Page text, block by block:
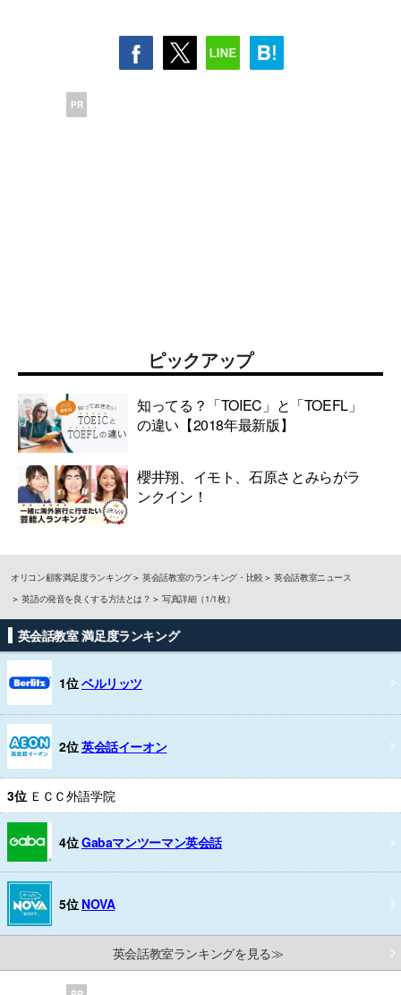
PR
ピックアップ
知ってる？「TOIEC」と「TOEFL」
の違い【2018年最新版】
櫻井翔、イモト、石原さとみらがラ
ンクイン！
オリコン顧客満足度ランキング 英会話教室のランキング・比較
英会話教室ニュース
英語の発音を良くする方法とは？
写真詳細（1/1枚）
英会話教室 満足度ランキング
1位ベルリッツ
2位英会話イーオン
3位 ＥＣＣ外語学院
4位Gabaマンツーマン英会話
5位 NOVA
英会話教室ランキングを見る≫